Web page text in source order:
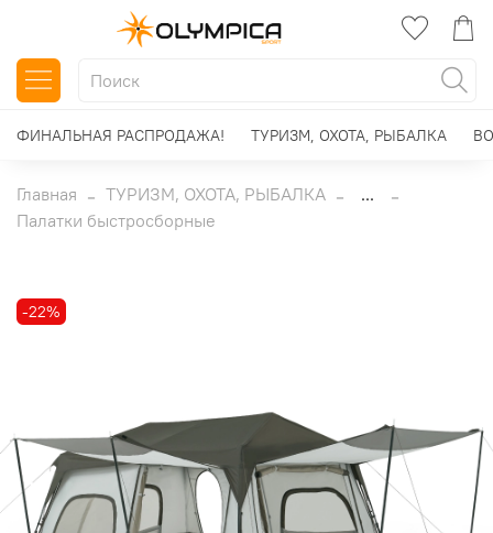
ФИНАЛЬНАЯ РАСПРОДАЖА! ТУРИЗМ, ОХОТА, РЫБАЛКА
Главная ТУРИЗМ, ОХОТА, РЫБАЛКА
...
Палатки быстросборные
-22%